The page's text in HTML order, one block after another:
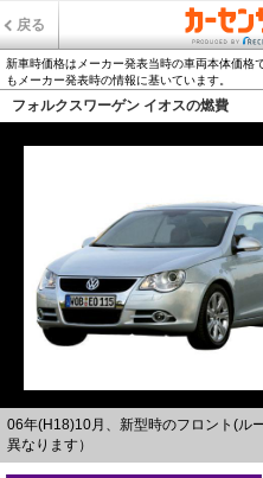
戻る
新車時価格はメーカー発表当時の車両本体価格
もメーカー発表時の情報に基いています。
フォルクスワーゲン イオスの燃費
06年(H18)10月、新型時のフロント(ル
異なります）